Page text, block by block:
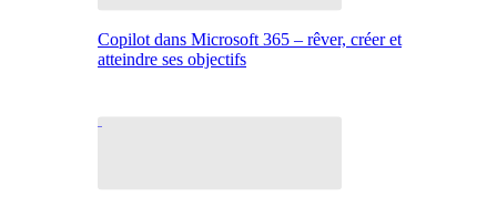
Copilot dans Microsoft 365 – rêver, créer et
atteindre ses objectifs